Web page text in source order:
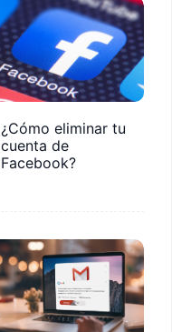
¿Cómo eliminar tu
cuenta de
Facebook?